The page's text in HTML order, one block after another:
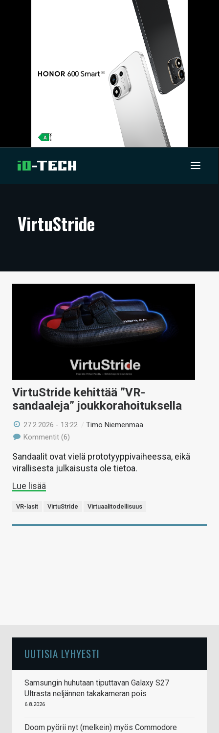
ARTIKKELIT
TECHBBS
HAKU
VirtuStride
VirtuStride kehittää ”VR-
sandaaleja” joukkorahoituksella
27.2.2026 - 13:22 /Timo Niemenmaa
Kommentit (6)
Sandaalit ovat vielä prototyyppivaiheessa, eikä
virallisesta julkaisusta ole tietoa.
Lue lisää
VR-lasit VirtuStride Virtuaalitodellisuus
UUTISIA LYHYESTI
Samsungin huhutaan tiputtavan Galaxy S27
Ultrasta neljännen takakameran pois
6.8.2026
Doom pyörii nyt (melkein) myös Commodore